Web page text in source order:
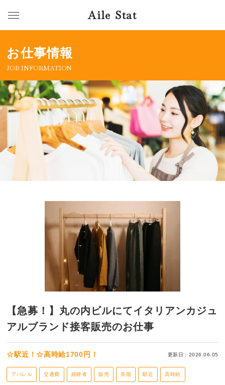
Aile Stat
お仕事情報
JOB INFORMATION
【急募！】丸の内ビルにてイタリアンカジュ
アルブランド接客販売のお仕事
☆駅近！☆高時給1700円！ 更新日：2026.06.05
アパレル 交通費 経験者 販売 長期 駅近 高時給